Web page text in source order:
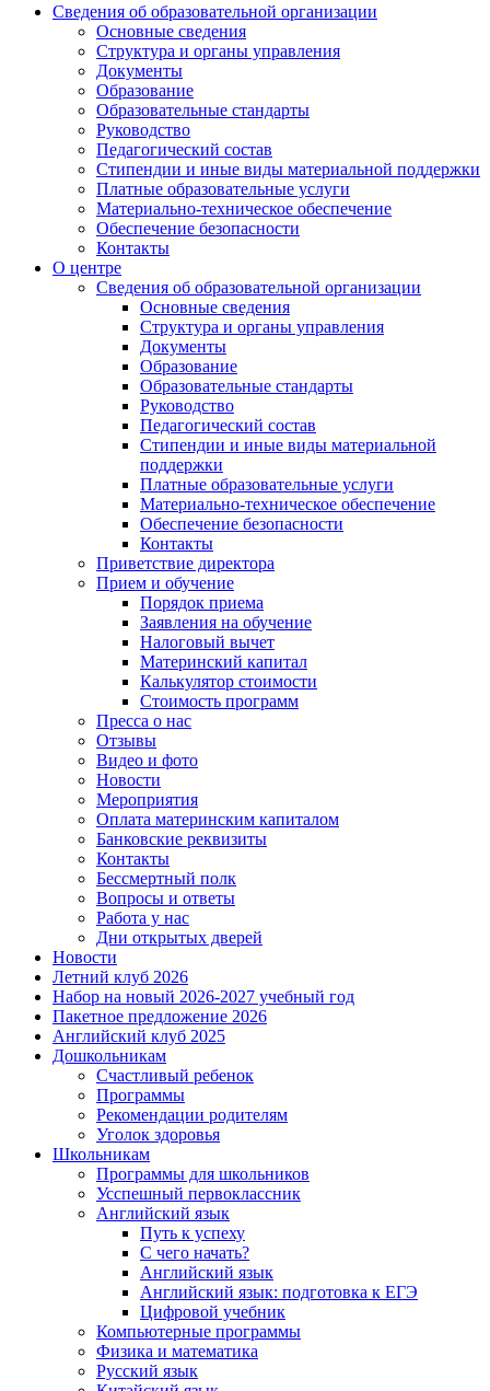
Сведения об образовательной организации
Основные сведения
Структура и органы управления
Документы
Образование
Образовательные стандарты
Руководство
Педагогический состав
Стипендии и иные виды материальной поддержки
Платные образовательные услуги
Материально-техническое обеспечение
Обеспечение безопасности
Контакты
О центре
Сведения об образовательной организации
Основные сведения
Структура и органы управления
Документы
Образование
Образовательные стандарты
Руководство
Педагогический состав
Стипендии и иные виды материальной
поддержки
Платные образовательные услуги
Материально-техническое обеспечение
Обеспечение безопасности
Контакты
Приветствие директора
Прием и обучение
Порядок приема
Заявления на обучение
Налоговый вычет
Материнский капитал
Калькулятор стоимости
Стоимость программ
Пресса о нас
Отзывы
Видео и фото
Новости
Мероприятия
Оплата материнским капиталом
Банковские реквизиты
Контакты
Бессмертный полк
Вопросы и ответы
Работа у нас
Дни открытых дверей
Новости
Летний клуб 2026
Набор на новый 2026-2027 учебный год
Пакетное предложение 2026
Английский клуб 2025
Дошкольникам
Счастливый ребенок
Программы
Рекомендации родителям
Уголок здоровья
Школьникам
Программы для школьников
Усспешный первоклассник
Английский язык
Путь к успеху
С чего начать?
Английский язык
Английский язык: подготовка к ЕГЭ
Цифровой учебник
Компьютерные программы
Физика и математика
Русский язык